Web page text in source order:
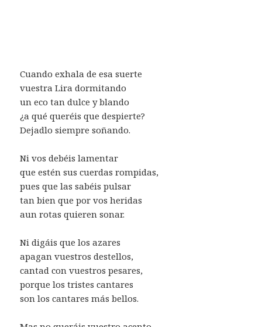
Cuando exhala de esa suerte
vuestra Lira dormitando
un eco tan dulce y blando
¿a qué queréis que despierte?
Dejadlo siempre soñando.
Ni vos debéis lamentar
que estén sus cuerdas rompidas,
pues que las sabéis pulsar
tan bien que por vos heridas
aun rotas quieren sonar.
Ni digáis que los azares
apagan vuestros destellos,
cantad con vuestros pesares,
porque los tristes cantares
son los cantares más bellos.